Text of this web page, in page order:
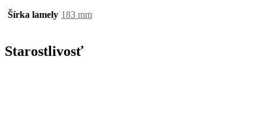
Šírka lamely 183 mm
Starostlivosť